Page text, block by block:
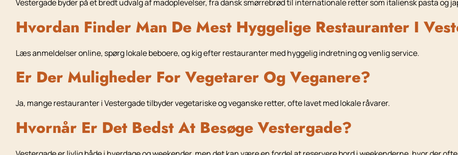
Vestergade byder på et bredt udvalg af madoplevelser, fra dansk smørrebrød til internationale retter som italiensk pasta og
Hvordan Finder Man De Mest Hyggelige Restauranter I
Læs anmeldelser online, spørg lokale beboere, og kig efter restauranter med hyggelig indretning og venlig service.
Er Der Muligheder For Vegetarer Og Veganere?
Ja, mange restauranter i Vestergade tilbyder vegetariske og veganske retter, ofte lavet med lokale råvarer.
Hvornår Er Det Bedst At Besøge Vestergade?